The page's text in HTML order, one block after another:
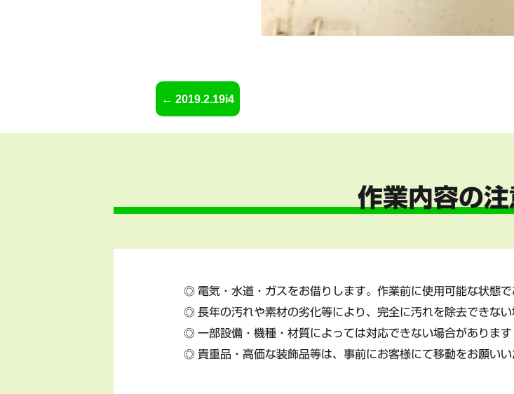
2019.2.19i4
作業内容の
電気・水道・ガスをお借りします。作業前に使用可能な状態で
長年の汚れや素材の劣化等により、完全に汚れを除去できない
一部設備・機種・材質によっては対応できない場合がありま
貴重品・高価な装飾品等は、事前にお客様にて移動をお願いい